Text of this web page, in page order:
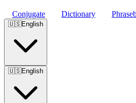
Conjugate Dictionary
🇺🇸English
🇺🇸English